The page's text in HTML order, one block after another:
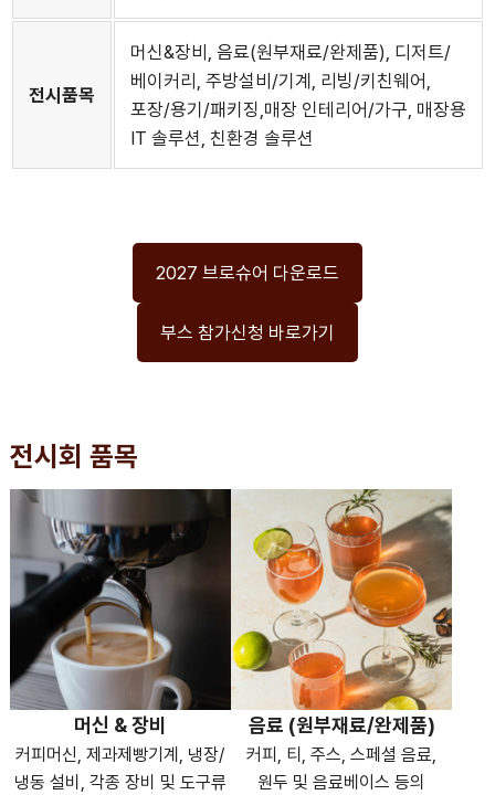
전시품목
머신&장비, 음료(원부재료/완제품), 디저트/
베이커리, 주방설비/기계, 리빙/키친웨어,
포장/용기/패키징,매장 인테리어/가구, 매장용
IT 솔루션, 친환경 솔루션
2027 브로슈어 다운로드
부스 참가신청 바로가기
전시회 품목
머신 & 장비
커피머신, 제과제빵기계, 냉장/
냉동 설비, 각종 장비 및 도구류
음료 (원부재료/완제품)
커피, 티, 주스, 스페셜 음료,
원두 및 음료베이스 등의